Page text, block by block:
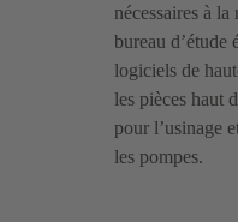
nécessaires à
bureau d’étude
logiciels de
les pièces haut
pour l’usinage
les pompes.